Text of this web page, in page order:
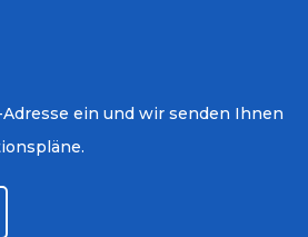
ein und wir senden Ihnen